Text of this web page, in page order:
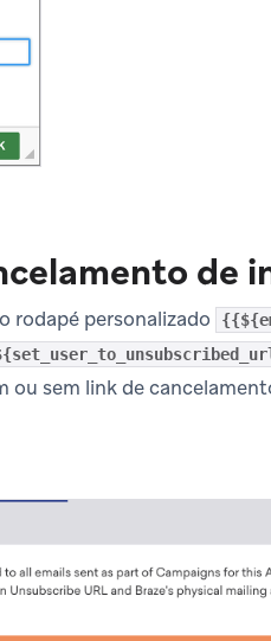
de
rodapé personalizado
sem link de